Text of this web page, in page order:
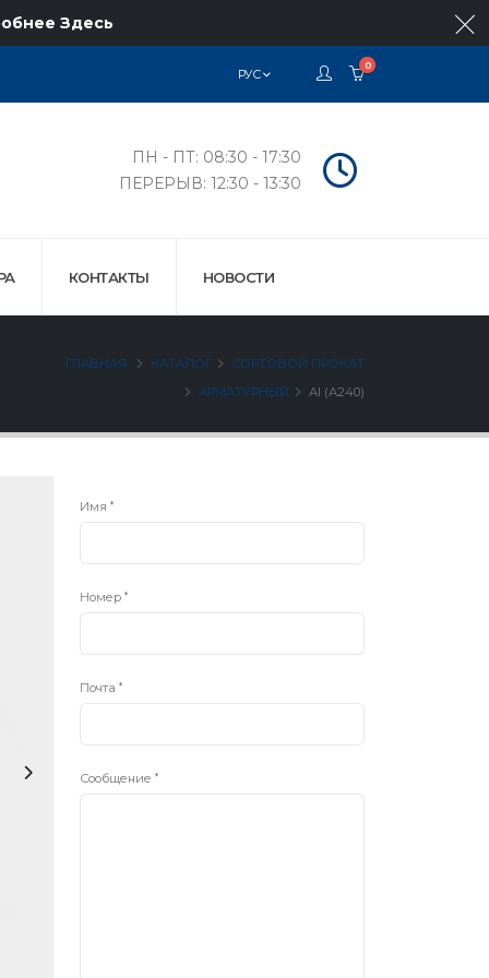
Здесь
РУС
0
ПН - ПТ: 08:30 - 17:30
ПЕРЕРЫВ: 12:30 - 13:30
КОНТАКТЫ НОВОСТИ
ГЛАВНАЯ КАТАЛОГ
СОРТОВОЙ ПРОКАТ
АРМАТУРНЫЙ
АI (А240)
Имя
Номер
Почта
Сообщение